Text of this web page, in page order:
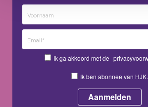
Ik ga akkoord met de
Ik ben abonnee van HJK.